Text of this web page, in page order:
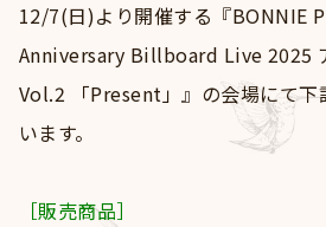
12/7(日)より開催する『BONNIE
Anniversary Billboard Live 2025
Vol.2 「Present」』の会場にて下
います。
［販売商品］